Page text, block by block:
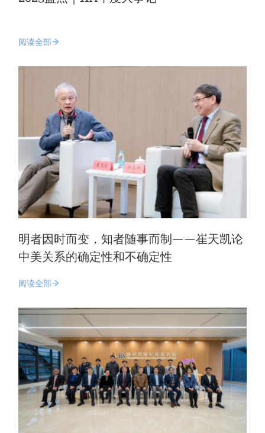
阅读全部
明者因时而变，知者随事而制——崔天凯论
中美关系的确定性和不确定性
阅读全部